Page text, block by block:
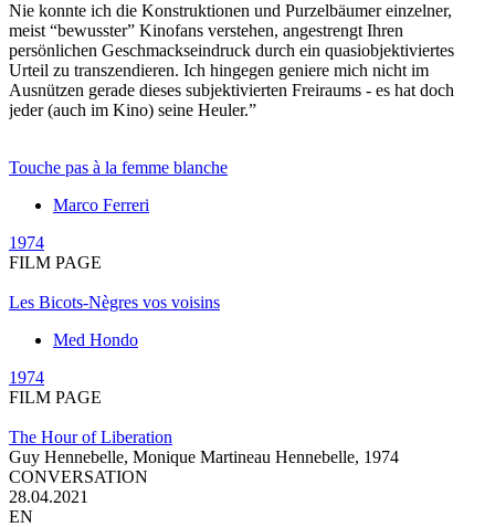
Nie konnte ich die Konstruktionen und Purzelbäumer einzelner,
meist “bewusster” Kinofans verstehen, angestrengt Ihren
persönlichen Geschmackseindruck durch ein quasiobjektiviertes
Urteil zu transzendieren. Ich hingegen geniere mich nicht im
Ausnützen gerade dieses subjektivierten Freiraums - es hat doch
jeder (auch im Kino) seine Heuler.”
Touche pas à la femme blanche
Marco Ferreri
1974
FILM PAGE
Les Bicots-Nègres vos voisins
Med Hondo
1974
FILM PAGE
The Hour of Liberation
Guy Hennebelle, Monique Martineau Hennebelle, 1974
CONVERSATION
28.04.2021
EN